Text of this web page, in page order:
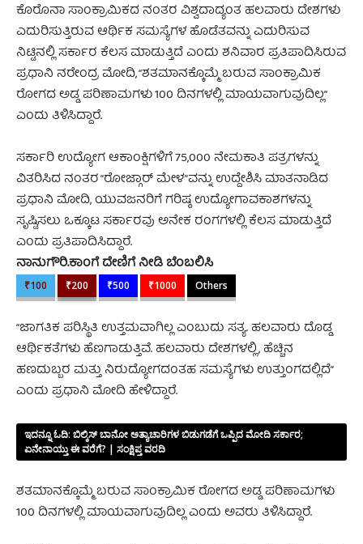
ಕೊರೊನಾ ಸಾಂಕ್ರಾಮಿಕದ ನಂತರ ವಿಶ್ವದಾದ್ಯಂತ ಹಲವಾರು ದೇಶಗಳು
ಎದುರಿಸುತ್ತಿರುವ ಆರ್ಥಿಕ ಸಮಸ್ಯೆಗಳ ಹೊಡೆತವನ್ನು ಎದುರಿಸುವ
ನಿಟ್ಟಿನಲ್ಲಿ ಸರ್ಕಾರ ಕೆಲಸ ಮಾಡುತ್ತಿದೆ ಎಂದು ಶನಿವಾರ ಪ್ರತಿಪಾದಿಸಿರುವ
ಪ್ರಧಾನಿ ನರೇಂದ್ರ ಮೋದಿ, “ಶತಮಾನಕ್ಕೊಮ್ಮೆ ಬರುವ ಸಾಂಕ್ರಾಮಿಕ
ರೋಗದ ಅಡ್ಡ ಪರಿಣಾಮಗಳು 100 ದಿನಗಳಲ್ಲಿ ಮಾಯವಾಗುವುದಿಲ್ಲ”
ಎಂದು ತಿಳಿಸಿದ್ದಾರೆ.
ಸರ್ಕಾರಿ ಉದ್ಯೋಗ ಆಕಾಂಕ್ಷಿಗಳಿಗೆ 75,000 ನೇಮಕಾತಿ ಪತ್ರಗಳನ್ನು
ವಿತರಿಸಿದ ನಂತರ “ರೋಜ್ಗಾರ್ ಮೇಳ”ವನ್ನು ಉದ್ದೇಶಿಸಿ ಮಾತನಾಡಿದ
ಪ್ರಧಾನಿ ಮೋದಿ, ಯುವಜನರಿಗೆ ಗರಿಷ್ಠ ಉದ್ಯೋಗಾವಕಾಶಗಳನ್ನು
ಸೃಷ್ಟಿಸಲು ಒಕ್ಕೂಟ ಸರ್ಕಾರವು ಅನೇಕ ರಂಗಗಳಲ್ಲಿ ಕೆಲಸ ಮಾಡುತ್ತಿದೆ
ಎಂದು ಪ್ರತಿಪಾದಿಸಿದ್ದಾರೆ.
ನಾನುಗೌರಿ.ಕಾಂಗೆ ದೇಣಿಗೆ ನೀಡಿ ಬೆಂಬಲಿಸಿ
₹100 ₹200 ₹500 ₹1000 Others
“ಜಾಗತಿಕ ಪರಿಸ್ಥಿತಿ ಉತ್ತಮವಾಗಿಲ್ಲ ಎಂಬುದು ಸತ್ಯ. ಹಲವಾರು ದೊಡ್ಡ
ಆರ್ಥಿಕತೆಗಳು ಹೆಣಗಾಡುತ್ತಿವೆ. ಹಲವಾರು ದೇಶಗಳಲ್ಲಿ, ಹೆಚ್ಚಿನ
ಹಣದುಬ್ಬರ ಮತ್ತು ನಿರುದ್ಯೋಗದಂತಹ ಸಮಸ್ಯೆಗಳು ಉತ್ತುಂಗದಲ್ಲಿದೆ”
ಎಂದು ಪ್ರಧಾನಿ ಮೋದಿ ಹೇಳಿದ್ದಾರೆ.
ಇದನ್ನೂ ಓದಿ: ಬಿಲ್ಕಿಸ್‌ ಬಾನೋ ಅತ್ಯಾಚಾರಿಗಳ ಬಿಡುಗಡೆಗೆ ಒಪ್ಪಿದ ಮೋದಿ ಸರ್ಕಾರ;
ಏನೇನಾಯ್ತು ಈ ವರೆಗೆ? | ಸಂಕ್ಷಿಪ್ತ ವರದಿ
ಶತಮಾನಕ್ಕೊಮ್ಮೆ ಬರುವ ಸಾಂಕ್ರಾಮಿಕ ರೋಗದ ಅಡ್ಡ ಪರಿಣಾಮಗಳು
100 ದಿನಗಳಲ್ಲಿ ಮಾಯವಾಗುವುದಿಲ್ಲ ಎಂದು ಅವರು ತಿಳಿಸಿದ್ದಾರೆ.